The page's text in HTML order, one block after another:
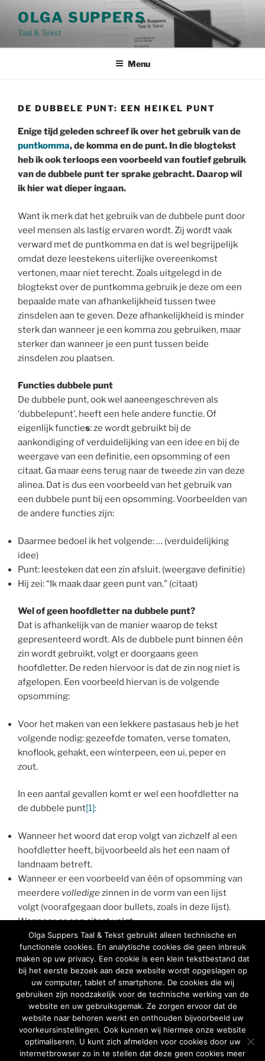
inhoud
OLGA SUPPERS
Taal & Tekst
Menu
DE DUBBELE PUNT: EEN HEIKEL PUNT
Enige tijd geleden schreef ik over het gebruik van de
puntkomma, de komma en de punt. In die blogtekst
heb ik ook terloops een voorbeeld van foutief gebruik
van de dubbele punt ter sprake gebracht. Daarop wil
ik hier wat dieper ingaan.
Want ik merk dat het gebruik van de dubbele punt door
veel mensen als lastig ervaren wordt. Zij wordt vaak
verward met de puntkomma en dat is wel begrijpelijk
omdat deze leestekens uiterlijke overeenkomst
vertonen, maar niet terecht. Zoals uitgelegd in de
blogtekst over de puntkomma gebruik je deze om een
bepaalde mate van afhankelijkheid tussen twee
zinsdelen aan te geven. Deze afhankelijkheid is minder
sterk dan wanneer je een komma zou gebruiken, maar
sterker dan wanneer je een punt tussen beide
zinsdelen zou plaatsen.
Functies dubbele punt
De dubbele punt, ook wel aaneengeschreven als
‘dubbelepunt’, heeft een hele andere functie. Of
eigenlijk functies: ze wordt gebruikt bij de
aankondiging of verduidelijking van een idee en bij de
weergave van een definitie, een opsomming of een
citaat. Ga maar eens terug naar de tweede zin van deze
alinea. Dat is dus een voorbeeld van het gebruik van
een dubbele punt bij een opsomming. Voorbeelden van
de andere functies zijn:
Daarmee bedoel ik het volgende: … (verduidelijking
idee)
Punt: leesteken dat een zin afsluit. (weergave definitie)
Hij zei: “Ik maak daar geen punt van.” (citaat)
Wel of geen hoofdletter na dubbele punt?
Dat is afhankelijk van de manier waarop de tekst
gepresenteerd wordt. Als de dubbele punt binnen één
zin wordt gebruikt, volgt er doorgaans geen
hoofdletter. De reden hiervoor is dat de zin nog niet is
afgelopen. Een voorbeeld hiervan is de volgende
opsomming:
Voor het maken van een lekkere pastasaus heb je het
volgende nodig: gezeefde tomaten, verse tomaten,
knoflook, gehakt, een winterpeen, een ui, peper en
zout.
In een aantal gevallen komt er wel een hoofdletter na
de dubbele punt[1]:
Wanneer het woord dat erop volgt van zichzelf al een
hoofdletter heeft, bijvoorbeeld als het een naam of
landnaam betreft.
Wanneer er een voorbeeld van één of opsomming van
meerdere volledigezinnen in de vorm van een lijst
volgt (voorafgegaan door bullets, zoals in deze lijst).
Wanneer er een citaat volgt.
Na een losse aanduiding alsLet op,Tip, Adviesof
Opmerking.
Hopelijk hebben jullie iets aan deze verduidelijking
omtrent het gebruik van de dubbele punt.
[1]Bron:
https://onzetaal.nl/taaladvies/advies/hoofdletter-na-
dubbele-punt
Olga Suppers Taal & Tekst gebruikt alleen technische en
functionele cookies. En analytische cookies die geen inbreuk
maken op uw privacy. Een cookie is een klein tekstbestand dat
bij het eerste bezoek aan deze website wordt opgeslagen op
uw computer, tablet of smartphone. De cookies die wij
gebruiken zijn noodzakelijk voor de technische werking van de
website en uw gebruiksgemak. Ze zorgen ervoor dat de
website naar behoren werkt en onthouden bijvoorbeeld uw
voorkeursinstellingen. Ook kunnen wij hiermee onze website
optimaliseren. U kunt zich afmelden voor cookies door uw
internetbrowser zo in te stellen dat deze geen cookies meer